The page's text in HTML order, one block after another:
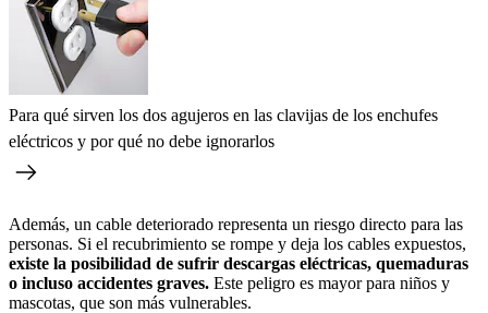
Para qué sirven los dos agujeros en las clavijas de los enchufes
eléctricos y por qué no debe ignorarlos
Además, un cable deteriorado representa un riesgo directo para las
personas. Si el recubrimiento se rompe y deja los cables expuestos,
existe la posibilidad de sufrir descargas eléctricas, quemaduras
o incluso accidentes graves. Este peligro es mayor para niños y
mascotas, que son más vulnerables.